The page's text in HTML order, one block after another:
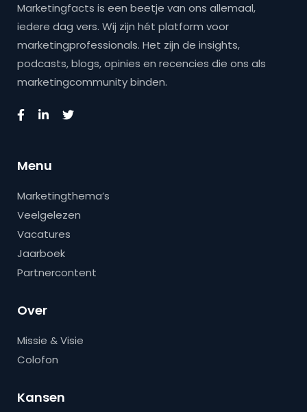
Marketingfacts is een beetje van ons allemaal,
iedere dag vers. Wij zijn hét platform voor
marketingprofessionals. Het zijn de insights,
podcasts, blogs, opinies en recencies die ons als
marketingcommunity binden.
Menu
Marketingthema’s
Veelgelezen
Vacatures
Jaarboek
Partnercontent
Over
Missie & Visie
Colofon
Kansen